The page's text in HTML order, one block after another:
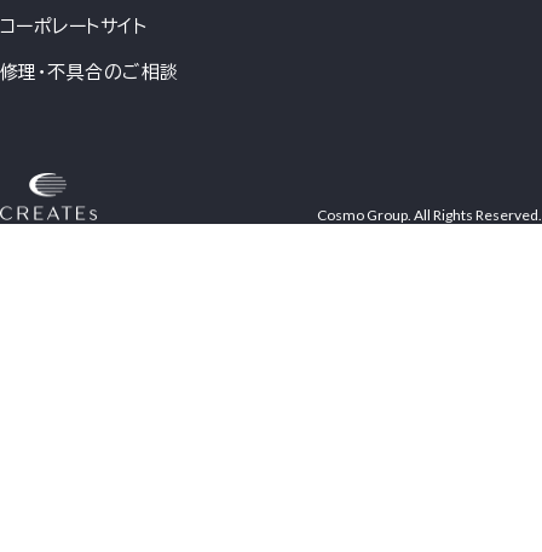
コーポレートサイト
修理・不具合のご相談
Cosmo Group. All Rights Reserved.